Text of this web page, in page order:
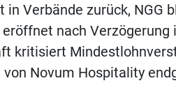
in Verbände zurück, NGG
nach Verzögerung
kritisiert
Novum Hospitality